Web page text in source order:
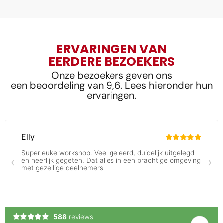
ERVARINGEN VAN
EERDERE BEZOEKERS
Onze bezoekers geven ons
een beoordeling van 9,6. Lees hieronder hun
ervaringen.